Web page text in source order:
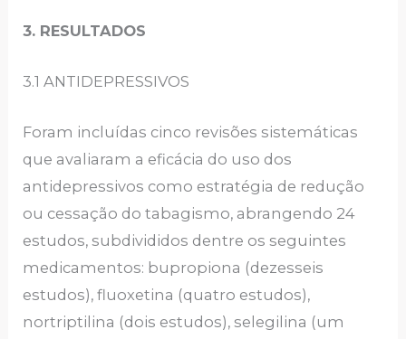
3. RESULTADOS
3.1 ANTIDEPRESSIVOS
Foram incluídas cinco revisões sistemáticas
que avaliaram a eficácia do uso dos
antidepressivos como estratégia de redução
ou cessação do tabagismo, abrangendo 24
estudos, subdivididos dentre os seguintes
medicamentos: bupropiona (dezesseis
estudos), fluoxetina (quatro estudos),
nortriptilina (dois estudos), selegilina (um